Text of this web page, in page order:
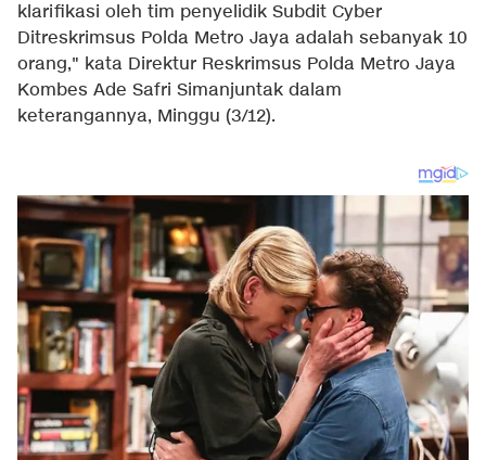
klarifikasi oleh tim penyelidik Subdit Cyber
Ditreskrimsus Polda Metro Jaya adalah sebanyak 10
orang," kata Direktur Reskrimsus Polda Metro Jaya
Kombes Ade Safri Simanjuntak dalam
keterangannya, Minggu (3/12).